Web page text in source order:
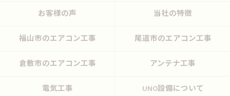
お客様の声 当社の特徴
福山市のエアコン工事 尾道市のエアコン工事
倉敷市のエアコン工事 アンテナ工事
電気工事 UNO設備について